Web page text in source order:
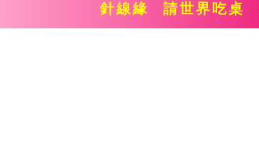
針線緣 請世界吃桌